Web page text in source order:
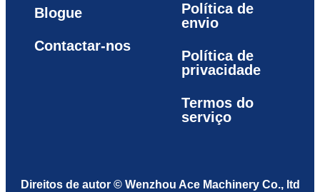
Blogue
Contactar-nos
Política de
envio
Política de
privacidade
Termos do
serviço
Direitos de autor © Wenzhou Ace Machinery Co., ltd